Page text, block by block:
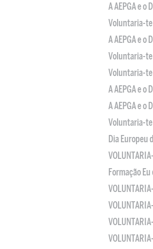
A AEPGA e
Voluntaria-
A AEPGA e
Voluntaria-
Voluntaria-
A AEPGA e
A AEPGA e
Voluntaria-
Dia Europeu
Formação